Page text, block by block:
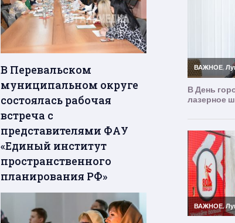
В Перевальском
муниципальном округе
состоялась рабочая
встреча с
представителями ФАУ
«Единый институт
пространственного
планирования РФ»